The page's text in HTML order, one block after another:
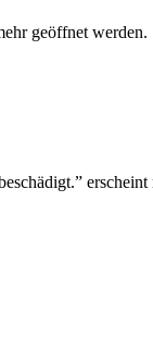
geöffnet werden.